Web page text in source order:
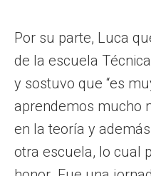
Por su parte, Luca
de la escuela
y sostuvo que “es
aprendemos mucho
en la teoría y
otra escuela, lo cual